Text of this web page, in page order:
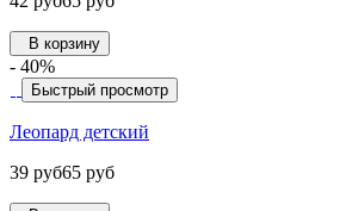
В корзину
- 40%
Быстрый просмотр
Леопард детский
39 руб65 руб